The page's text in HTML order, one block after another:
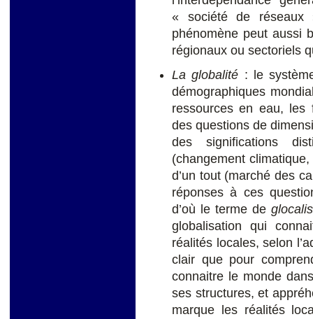
« société de
phénomène peut aussi
régionaux ou sectoriels
La globalité : le
démographiques
ressources en eau, les
des questions de
des significations
(changement
d’un tout (marché des
réponses à ces
d’où le terme de
globalisation qui
réalités locales, selon
clair que pour
connaitre le monde
ses structures, et
marque les réalités